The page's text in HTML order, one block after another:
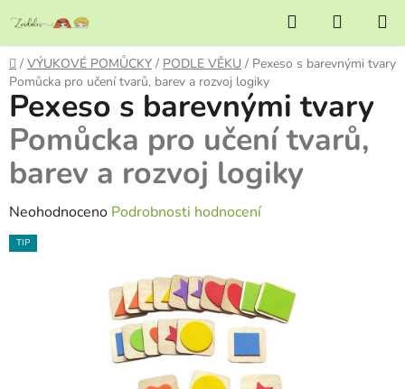
obsah
Hledat
KOŠÍK
Domů
/ VÝUKOVÉ POMŮCKY / PODLE VĚKU / Pexeso s barevnými tvary
Pomůcka pro učení tvarů, barev a rozvoj logiky
Pexeso s barevnými tvary
Pomůcka pro učení tvarů,
barev a rozvoj logiky
Průměrné
hodnocení
Neohodnoceno Podrobnosti hodnocení
TIP